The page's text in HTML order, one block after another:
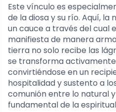
Este vínculo es
de la diosa y su río. Aquí,
un cauce a través del cual
manifiesta de manera
tierra no solo recibe las
se transforma activamente
convirtiéndose en un
hospitalidad y sustento a
comunión entre lo natural
fundamental de la